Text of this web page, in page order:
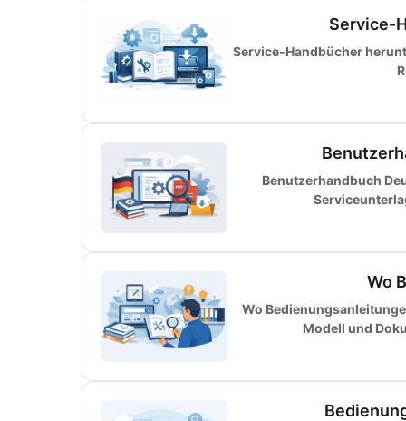
Service-
Service-Handbücher
Benutzerhandbuch
Wo
Wo
Modell und